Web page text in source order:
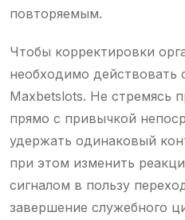
повторяемым.
Чтобы корректировки
необходимо действовать
Maxbetslots. Не стремясь
прямо с привычкой
удержать одинаковый
при этом изменить
сигналом в пользу
завершение служебного